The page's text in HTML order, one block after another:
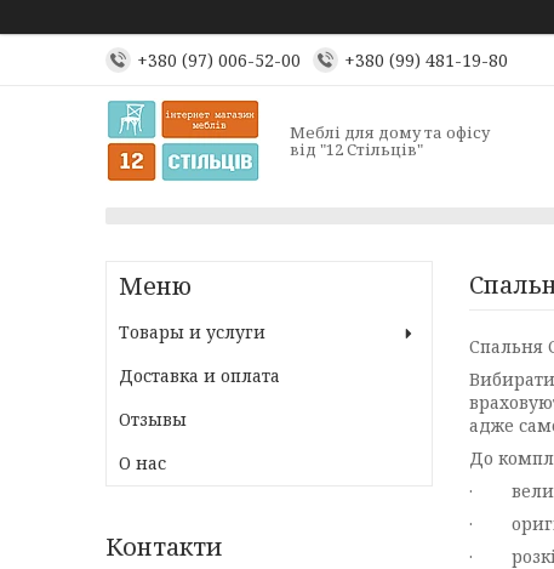
+380 (97) 006-52-00 +380 (99) 481-19-80
Меблі для дому та офісу
від "12 Стільців"
Спальня
адже
До
·
·
·
Товары и услуги
Доставка и оплата
Отзывы
О нас
Контакти